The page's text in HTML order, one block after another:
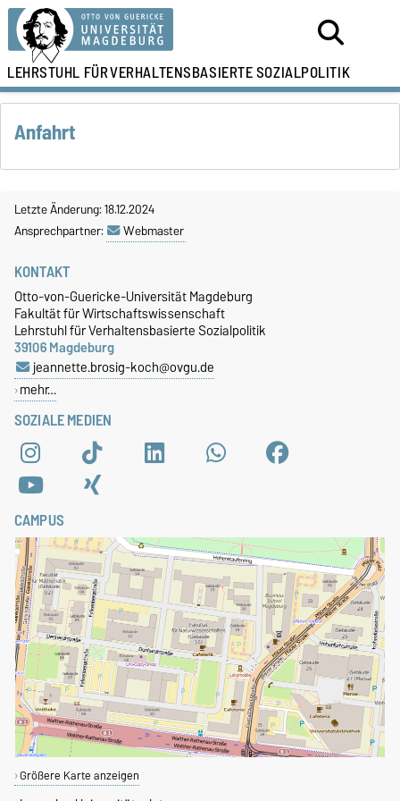
LEHRSTUHL FÜRVERHALTENSBASIERTE SOZIALPOLITIK
Anfahrt
Letzte Änderung: 18.12.2024
Ansprechpartner:
Webmaster
SOZIALE MEDIEN
KONTAKT
Otto-von-Guericke-Universität Magdeburg
Fakultät für Wirtschaftswissenschaft
Lehrstuhl für Verhaltensbasierte Sozialpolitik
39106 Magdeburg
jeannette.brosig-koch@ovgu.de
mehr…
CAMPUS
Größere Karte anzeigen